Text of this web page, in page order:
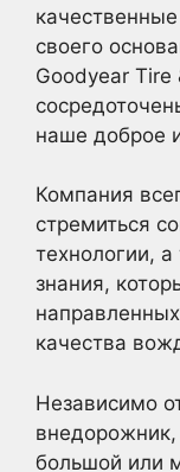
своего
Goodyear Tire
наше доброе
Компания
стремиться
технологии,
знания,
качества
Независимо
большой или